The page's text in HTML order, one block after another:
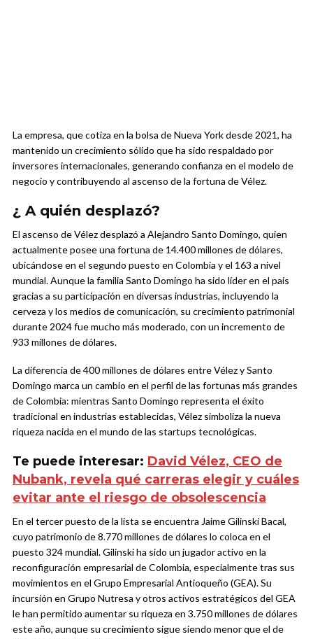
La empresa, que cotiza en la bolsa de Nueva York desde 2021, ha
mantenido un crecimiento sólido que ha sido respaldado por
inversores internacionales, generando confianza en el modelo de
negocio y contribuyendo al ascenso de la fortuna de Vélez.
¿ A quién desplazó?
El ascenso de Vélez desplazó a Alejandro Santo Domingo, quien
actualmente posee una fortuna de 14.400 millones de dólares,
ubicándose en el segundo puesto en Colombia y el 163 a nivel
mundial. Aunque la familia Santo Domingo ha sido líder en el país
gracias a su participación en diversas industrias, incluyendo la
cerveza y los medios de comunicación, su crecimiento patrimonial
durante 2024 fue mucho más moderado, con un incremento de
933 millones de dólares.
La diferencia de 400 millones de dólares entre Vélez y Santo
Domingo marca un cambio en el perfil de las fortunas más grandes
de Colombia: mientras Santo Domingo representa el éxito
tradicional en industrias establecidas, Vélez simboliza la nueva
riqueza nacida en el mundo de las startups tecnológicas.
Te puede interesar: David Vélez, CEO de
Nubank, revela qué carreras elegir y cuáles
evitar ante el riesgo de obsolescencia
En el tercer puesto de la lista se encuentra Jaime Gilinski Bacal,
cuyo patrimonio de 8.770 millones de dólares lo coloca en el
puesto 324 mundial. Gilinski ha sido un jugador activo en la
reconfiguración empresarial de Colombia, especialmente tras sus
movimientos en el Grupo Empresarial Antioqueño (GEA). Su
incursión en Grupo Nutresa y otros activos estratégicos del GEA
le han permitido aumentar su riqueza en 3.750 millones de dólares
este año, aunque su crecimiento sigue siendo menor que el de